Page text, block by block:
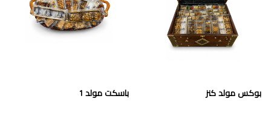
بوكس مولد كنز باسكت مولد 1